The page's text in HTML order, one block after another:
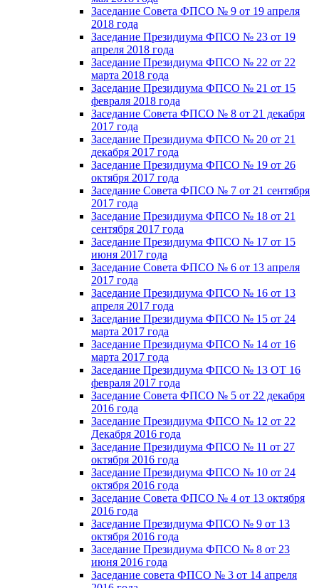
Заседание Совета ФПСО № 9 от 19 апреля
2018 года
Заседание Президиума ФПСО № 23 от 19
апреля 2018 года
Заседание Президиума ФПСО № 22 от 22
марта 2018 года
Заседание Президиума ФПСО № 21 от 15
февраля 2018 года
Заседание Совета ФПСО № 8 от 21 декабря
2017 года
Заседание Президиума ФПСО № 20 от 21
декабря 2017 года
Заседание Президиума ФПСО № 19 от 26
октября 2017 года
Заседание Совета ФПСО № 7 от 21 сентября
2017 года
Заседание Президиума ФПСО № 18 от 21
сентября 2017 года
Заседание Президиума ФПСО № 17 от 15
июня 2017 года
Заседание Совета ФПСО № 6 от 13 апреля
2017 года
Заседание Президиума ФПСО № 16 от 13
апреля 2017 года
Заседание Президиума ФПСО № 15 от 24
марта 2017 года
Заседание Президиума ФПСО № 14 от 16
марта 2017 года
Заседание Президиума ФПСО № 13 ОТ 16
февраля 2017 года
Заседание Совета ФПСО № 5 от 22 декабря
2016 года
Заседание Президиума ФПСО № 12 от 22
Декабря 2016 года
Заседание Президиума ФПСО № 11 от 27
октября 2016 года
Заседание Президиума ФПСО № 10 от 24
октября 2016 года
Заседание Совета ФПСО № 4 от 13 октября
2016 года
Заседание Президиума ФПСО № 9 от 13
октября 2016 года
Заседание Президиума ФПСО № 8 от 23
июня 2016 года
Заседание совета ФПСО № 3 от 14 апреля